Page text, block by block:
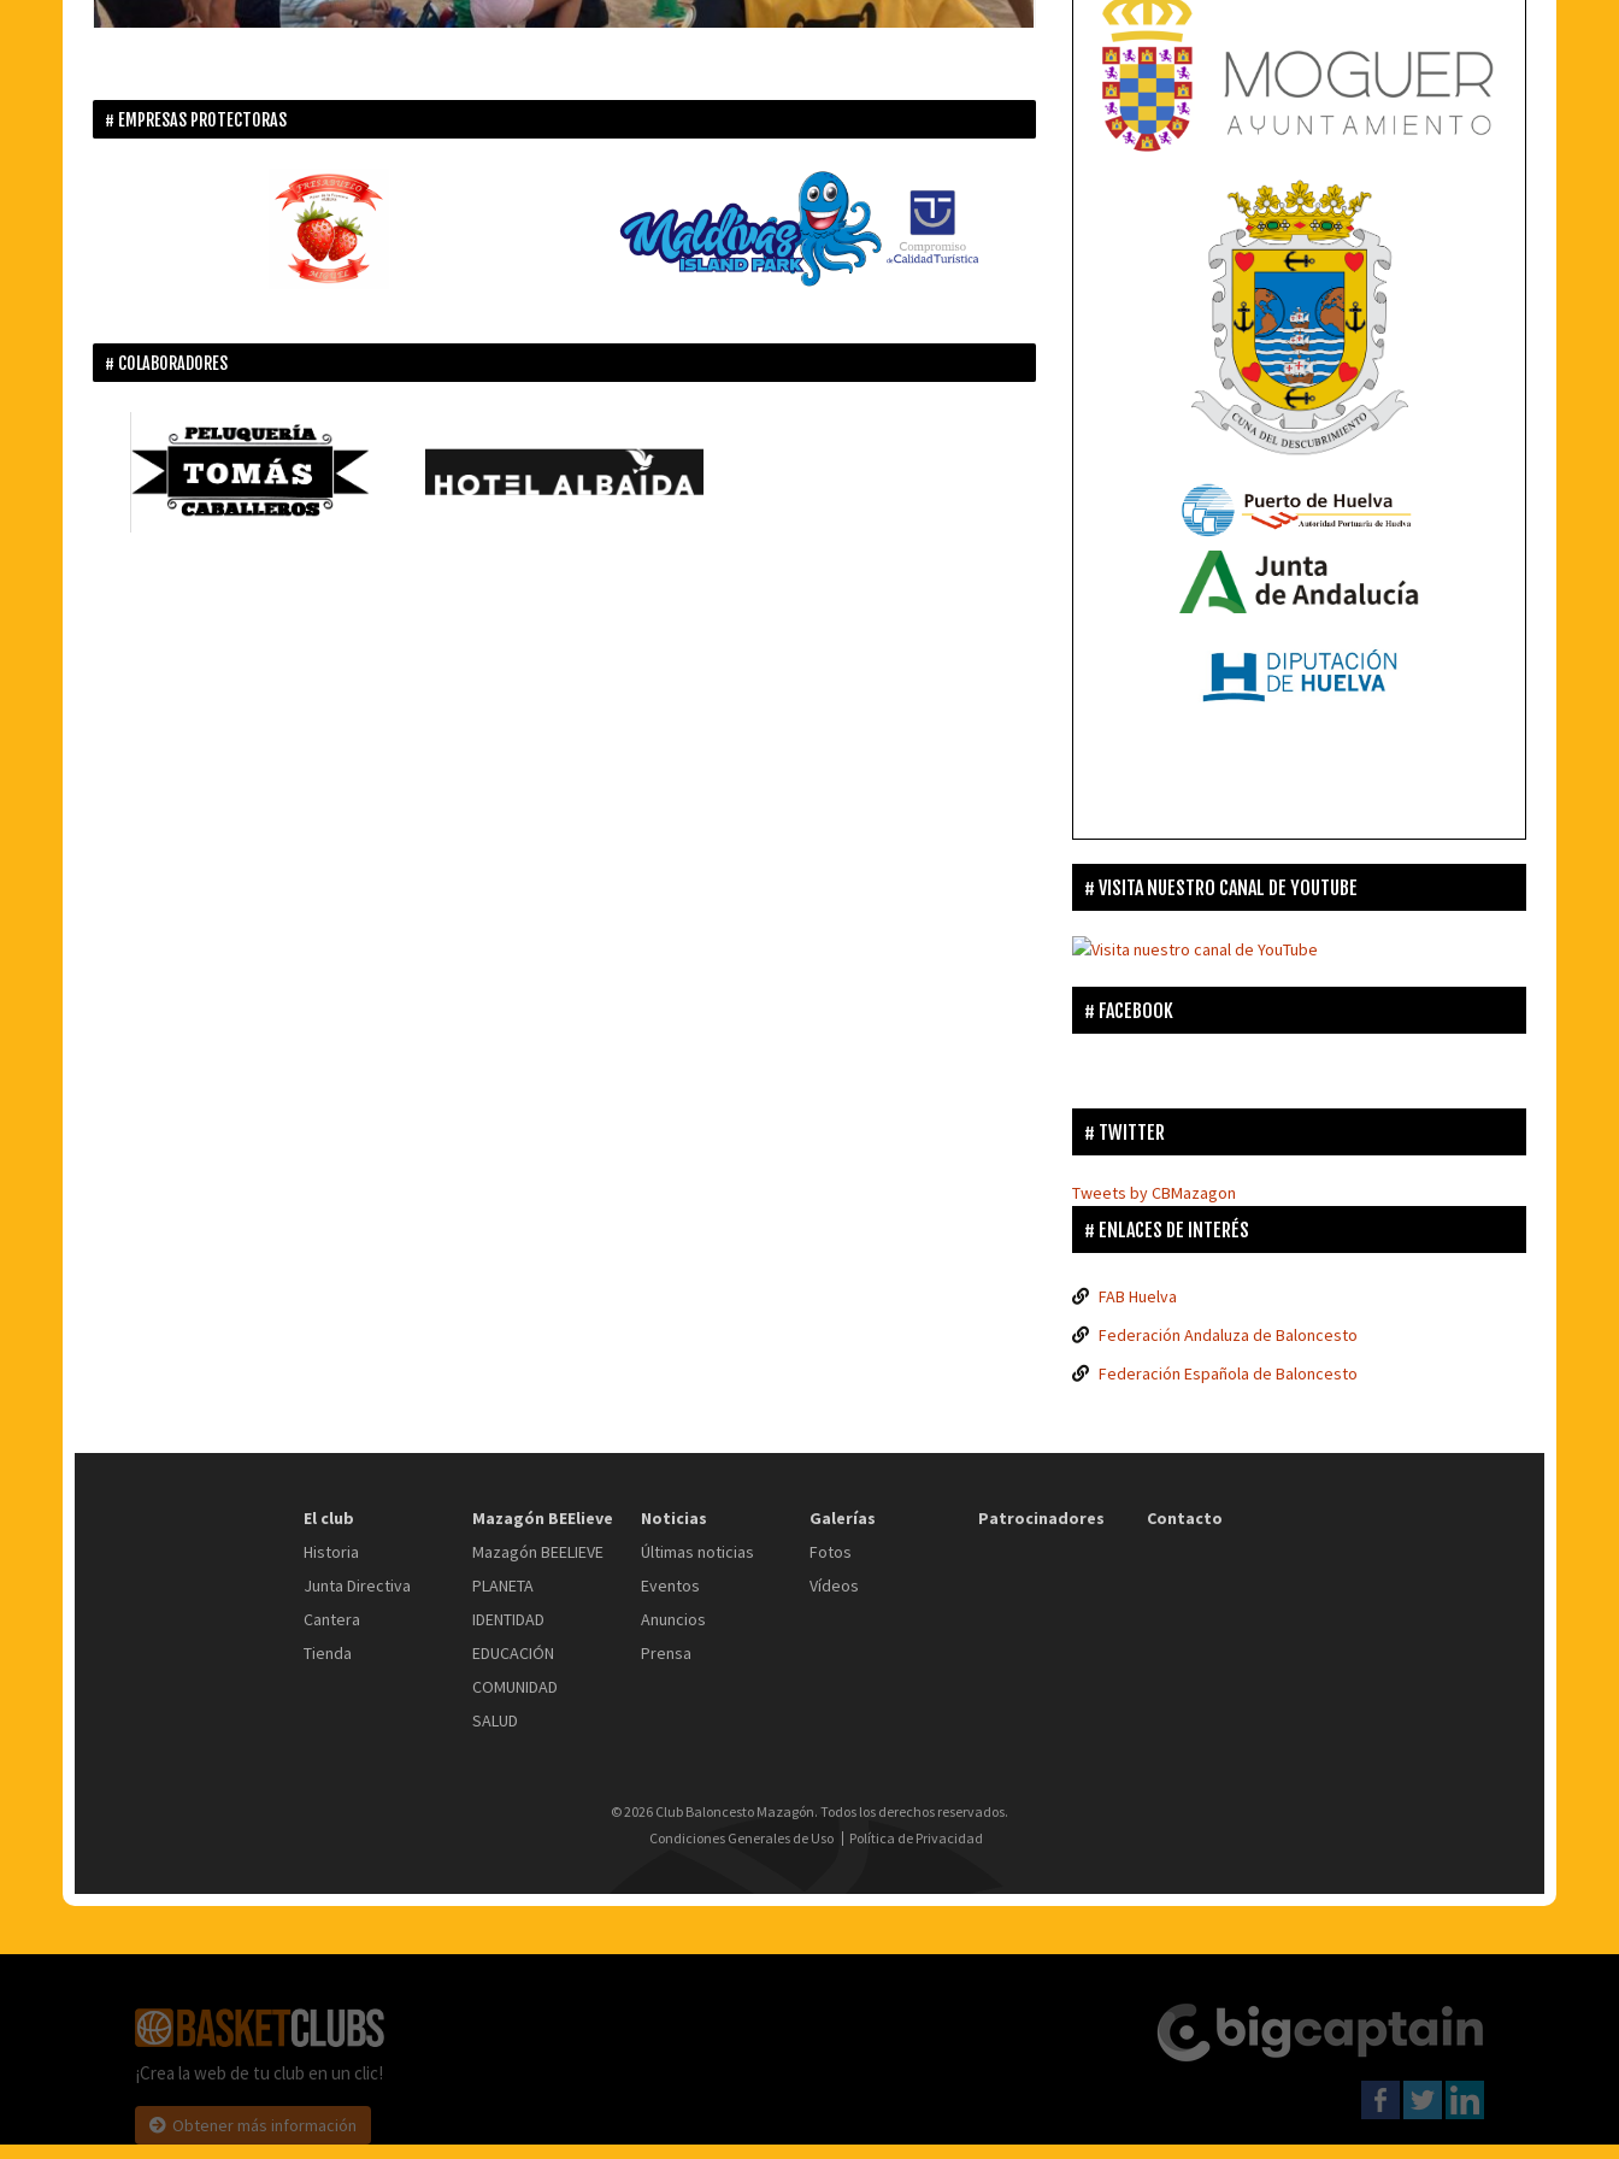
EMPRESAS PROTECTORAS
COLABORADORES
VISITA NUESTRO CANAL DE YOUTUBE
FACEBOOK
TWITTER
Tweets by CBMazagon
ENLACES DE INTERÉS
FAB Huelva
Federación Andaluza de Baloncesto
Federación Española de Baloncesto
El club
Historia
Junta Directiva
Cantera
Tienda
Mazagón BEElieve
Mazagón BEELIEVE
PLANETA
IDENTIDAD
EDUCACIÓN
COMUNIDAD
SALUD
Noticias
Últimas noticias
Eventos
Anuncios
Prensa
Galerías
Fotos
Vídeos
Patrocinadores Contacto
© 2026 Club Baloncesto Mazagón. Todos los derechos reservados.
Condiciones Generales de Uso
Política de Privacidad
¡Crea la web de tu club en un clic!
Obtener más información